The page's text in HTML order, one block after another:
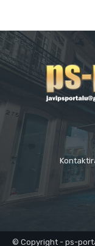
© Copyright - ps-